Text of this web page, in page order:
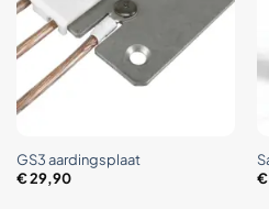
GS3 aardingsplaat
€29,90
€